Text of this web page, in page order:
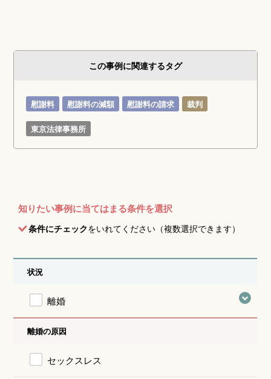
この事例に関連するタグ
慰謝料 慰謝料の減額 慰謝料の請求 裁判
東京法律事務所
知りたい事例に当てはまる条件を選択
条件にチェックをいれてください（複数選択できます）
状況
離婚
離婚の原因
セックスレス